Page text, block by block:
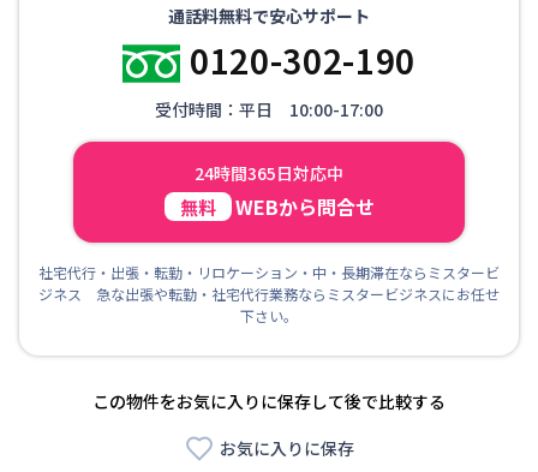
通話料無料で安心サポート
0120-302-190
受付時間：平日 10:00-17:00
24時間365日対応中
無料 WEBから問合せ
社宅代行・出張・転勤・リロケーション・中・長期滞在ならミスタービ
ジネス 急な出張や転勤・社宅代行業務ならミスタービジネスにお任せ
下さい。
この物件をお気に入りに保存して後で比較する
お気に入りに保存